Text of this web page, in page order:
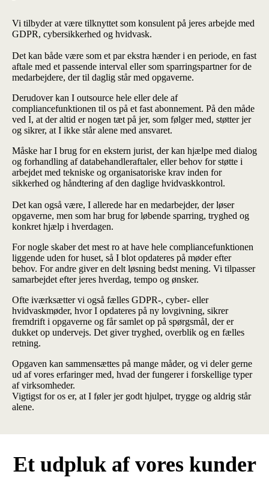
Vi tilbyder at være tilknyttet som konsulent på jeres arbejde med
GDPR, cybersikkerhed og hvidvask.
Det kan både være som et par ekstra hænder i en periode, en fast
aftale med et passende interval eller som sparringspartner for de
medarbejdere, der til daglig står med opgaverne.
Derudover kan I outsource hele eller dele af
compliancefunktionen til os på et fast abonnement. På den måde
ved I, at der altid er nogen tæt på jer, som følger med, støtter jer
og sikrer, at I ikke står alene med ansvaret.
Måske har I brug for en ekstern jurist, der kan hjælpe med dialog
og forhandling af databehandleraftaler, eller behov for støtte i
arbejdet med tekniske og organisatoriske krav inden for
sikkerhed og håndtering af den daglige hvidvaskkontrol.
Det kan også være, I allerede har en medarbejder, der løser
opgaverne, men som har brug for løbende sparring, tryghed og
konkret hjælp i hverdagen.
For nogle skaber det mest ro at have hele compliancefunktionen
liggende uden for huset, så I blot opdateres på møder efter
behov. For andre giver en delt løsning bedst mening. Vi tilpasser
samarbejdet efter jeres hverdag, tempo og ønsker.
Ofte iværksætter vi også fælles GDPR-, cyber- eller
hvidvaskmøder, hvor I opdateres på ny lovgivning, sikrer
fremdrift i opgaverne og får samlet op på spørgsmål, der er
dukket op undervejs. Det giver tryghed, overblik og en fælles
retning.
Opgaven kan sammensættes på mange måder, og vi deler gerne
ud af vores erfaringer med, hvad der fungerer i forskellige typer
af virksomheder.
Vigtigst for os er, at I føler jer godt hjulpet, trygge og aldrig står
alene.
Et udpluk af vores kunder